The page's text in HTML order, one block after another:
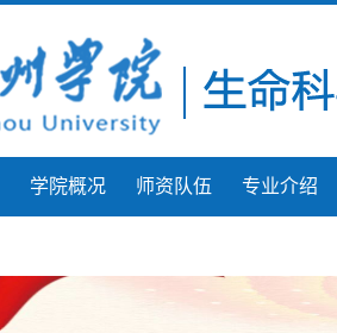
学院概况 师资队伍 专业介绍